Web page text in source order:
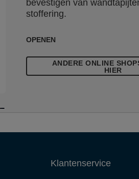
bevestigen van
stoffering.
OPENEN
ANDERE ONLINE
HIER
Klantenservice